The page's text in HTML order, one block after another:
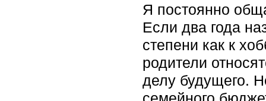
Я постоянно
Если два года
степени как к
родители
делу будущего.